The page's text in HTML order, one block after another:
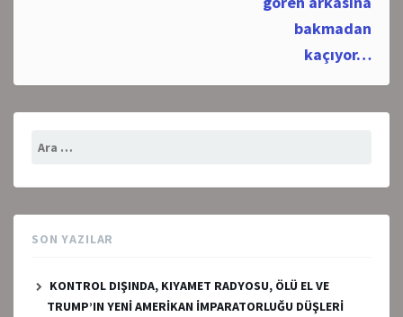
bakmadan
kaçıyor…
SON YAZILAR
KONTROL DIŞINDA, KIYAMET RADYOSU, ÖLÜ EL VE
TRUMP’IN YENİ AMERİKAN İMPARATORLUĞU DÜŞLERİ